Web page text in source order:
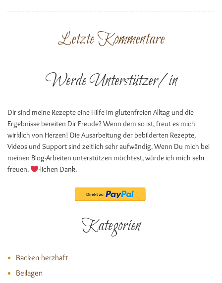
Letzte Kommentare
Werde Unterstützer/in
Dir sind meine Rezepte eine Hilfe im glutenfreien Alltag und die
Ergebnisse bereiten Dir Freude? Wenn dem so ist, freut es mich
wirklich von Herzen! Die Ausarbeitung der bebilderten Rezepte,
Videos und Support sind zeitlich sehr aufwändig. Wenn Du mich bei
meinen Blog-Arbeiten unterstützen möchtest, würde ich mich sehr
freuen.
-lichen Dank.
Kategorien
Backen herzhaft
Beilagen